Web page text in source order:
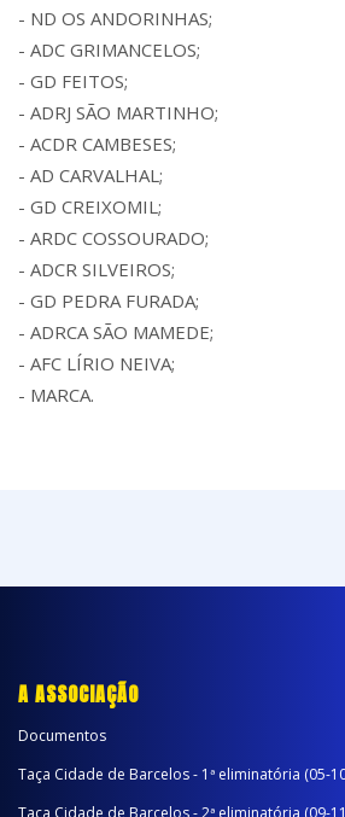
- ND OS ANDORINHAS;
- ADC GRIMANCELOS;
- GD FEITOS;
- ADRJ SÃO MARTINHO;
- ACDR CAMBESES;
- AD CARVALHAL;
- GD CREIXOMIL;
- ARDC COSSOURADO;
- ADCR SILVEIROS;
- GD PEDRA FURADA;
- ADRCA SÃO MAMEDE;
- AFC LÍRIO NEIVA;
- MARCA.
A ASSOCIAÇÃO
Documentos
Taça Cidade de Barcelos - 1ª eliminatória (05-
Taça Cidade de Barcelos - 2ª eliminatória (09-